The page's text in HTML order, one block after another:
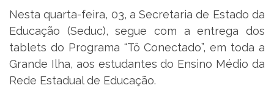
Nesta quarta-feira, 03, a Secretaria de Estado da
Educação (Seduc), segue com a entrega dos
tablets do Programa “Tô Conectado”, em toda a
Grande Ilha, aos estudantes do Ensino Médio da
Rede Estadual de Educação.